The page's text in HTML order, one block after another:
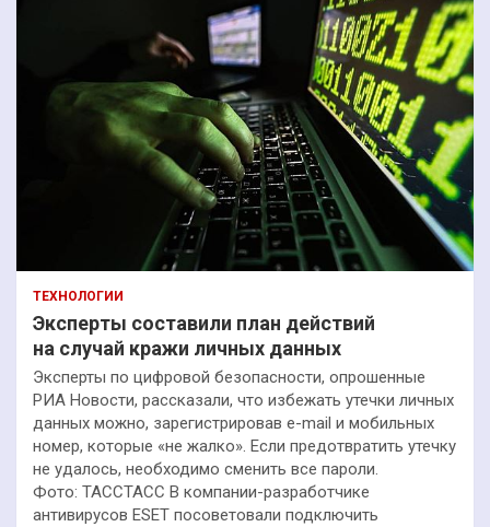
ТЕХНОЛОГИИ
Эксперты составили план действий
на случай кражи личных данных
Эксперты по цифровой безопасности, опрошенные
РИА Новости, рассказали, что избежать утечки личных
данных можно, зарегистрировав e-mail и мобильных
номер, которые «не жалко». Если предотвратить утечку
не удалось, необходимо сменить все пароли.
Фото: ТАССТАСС В компании-разработчике
антивирусов ESET посоветовали подключить